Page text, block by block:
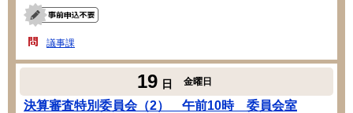
議事課
19 日 金曜日
決算審査特別委員会（2） 午前10時 委員会室